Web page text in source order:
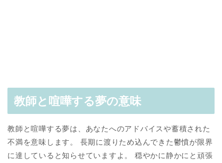
教師と喧嘩する夢の意味
教師と喧嘩する夢は、あなたへのアドバイスや蓄積された
不満を意味します。 長期に渡りため込んできた鬱憤が限界
に達していると知らせていますよ。 穏やかに静かにと頑張